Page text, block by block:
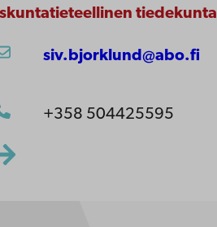
tiedekunta
siv.bjorklund@abo.fi
+358 504425595